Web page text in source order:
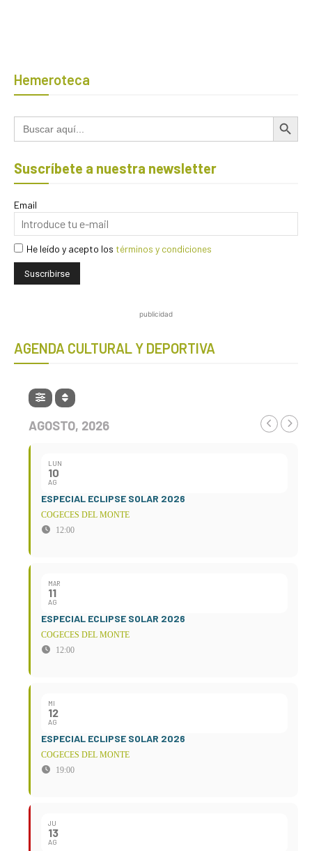
Hemeroteca
Buscar: Botón de
Suscríbete a nuestra newsletter
Email
He leído y acepto los términos y condiciones
publicidad
AGENDA CULTURAL Y DEPORTIVA
AGOSTO, 2026
LUN
10
AG
ESPECIAL ECLIPSE SOLAR 2026
COGECES DEL MONTE
12:00
MAR
11
AG
ESPECIAL ECLIPSE SOLAR 2026
COGECES DEL MONTE
12:00
MI
12
AG
ESPECIAL ECLIPSE SOLAR 2026
COGECES DEL MONTE
19:00
JU
13
AG